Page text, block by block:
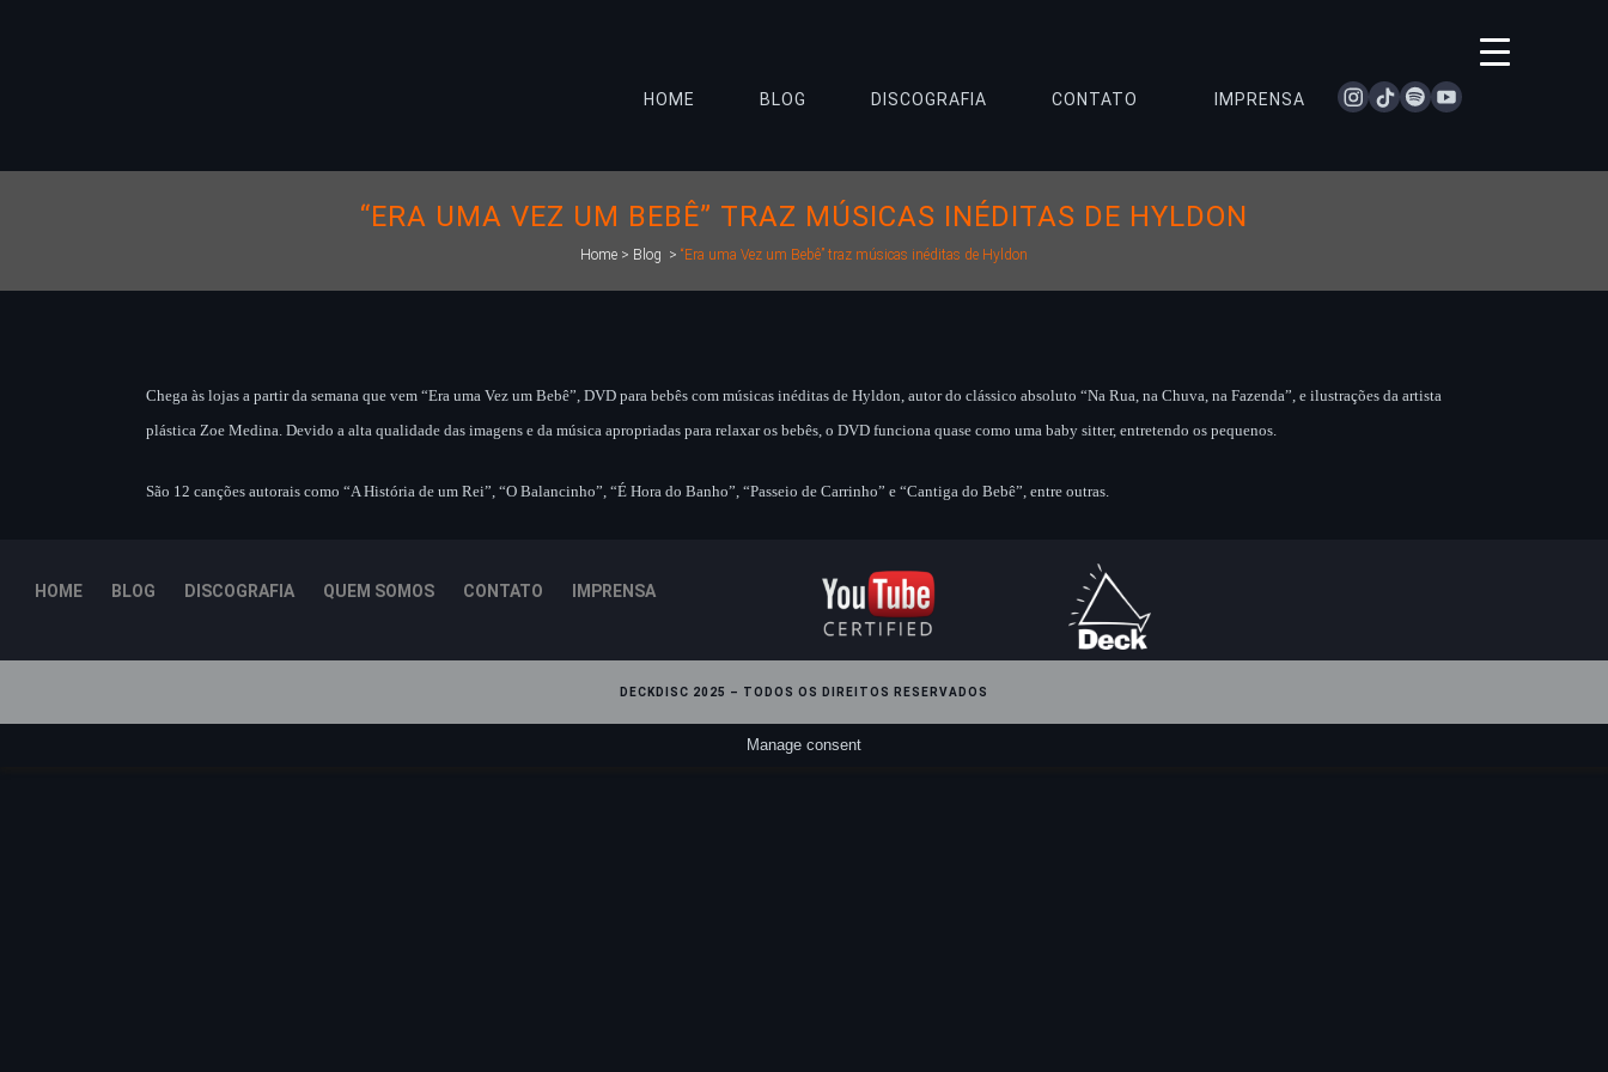
instagram
tiktokspotifyyoutube
HOME BLOG DISCOGRAFIA CONTATO IMPRENSA
“ERA UMA VEZ UM BEBÊ” TRAZ MÚSICAS INÉDITAS DE HYLDON
Home > Blog > “Era uma Vez um Bebê” traz músicas inéditas de Hyldon
Chega às lojas a partir da semana que vem “Era uma Vez um Bebê”, DVD para bebês com músicas inéditas de Hyldon, autor do clássico absoluto “Na Rua, na Chuva, na Fazenda”, e ilustrações da artista
plástica Zoe Medina. Devido a alta qualidade das imagens e da música apropriadas para relaxar os bebês, o DVD funciona quase como uma baby sitter, entretendo os pequenos.
São 12 canções autorais como “A História de um Rei”, “O Balancinho”, “É Hora do Banho”, “Passeio de Carrinho” e “Cantiga do Bebê”, entre outras.
HOME BLOG DISCOGRAFIA QUEM SOMOS CONTATO IMPRENSA
DECKDISC 2025 – TODOS OS DIREITOS RESERVADOS
Manage consent